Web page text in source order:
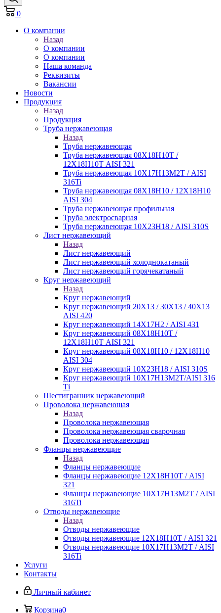
0
О компании
Назад
О компании
О компании
Наша команда
Реквизиты
Вакансии
Новости
Продукция
Назад
Продукция
Труба нержавеющая
Назад
Труба нержавеющая
Труба нержавеющая 08Х18Н10Т /
12Х18Н10Т AISI 321
Труба нержавеющая 10Х17Н13М2Т / AISI
316Ti
Труба нержавеющая 08Х18Н10 / 12Х18Н10
AISI 304
Труба нержавеющая профильная
Труба электросварная
Труба нержавеющая 10Х23Н18 / AISI 310S
Лист нержавеющий
Назад
Лист нержавеющий
Лист нержавеющий холоднокатаный
Лист нержавеющий горячекатаный
Круг нержавеющий
Назад
Круг нержавеющий
Круг нержавеющий 20Х13 / 30Х13 / 40Х13
AISI 420
Круг нержавеющий 14Х17Н2 / AISI 431
Круг нержавеющий 08Х18Н10Т /
12Х18Н10Т AISI 321
Круг нержавеющий 08Х18Н10 / 12Х18Н10
AISI 304
Круг нержавеющий 10Х23Н18 / AISI 310S
Круг нержавеющий 10Х17Н13М2Т/AISI 316
Тi
Шестигранник нержавеющий
Проволока нержавеющая
Назад
Проволока нержавеющая
Проволока нержавеющая сварочная
Проволока нержавеющая
Фланцы нержавеющие
Назад
Фланцы нержавеющие
Фланцы нержавеющие 12Х18Н10Т / AISI
321
Фланцы нержавеющие 10Х17Н13М2Т / AISI
316Ti
Отводы нержавеющие
Назад
Отводы нержавеющие
Отводы нержавеющие 12Х18Н10Т / AISI 321
Отводы нержавеющие 10Х17Н13М2Т / AISI
316Ti
Услуги
Контакты
Личный кабинет
Корзина0